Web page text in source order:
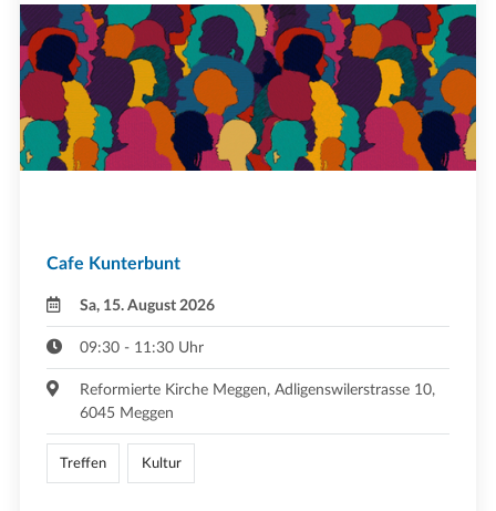
Cafe Kunterbunt
Sa, 15. August 2026
09:30 - 11:30 Uhr
Reformierte Kirche Meggen, Adligenswilerstrasse 10,
6045 Meggen
Treffen Kultur